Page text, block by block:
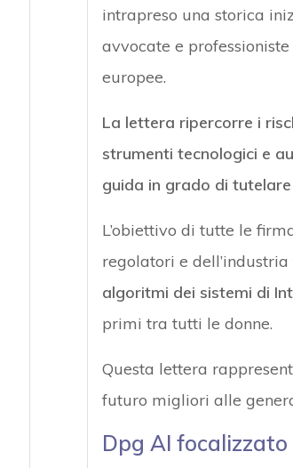
intrapreso una storica
avvocate e
europee.
La lettera ripercorre i
strumenti tecnologici e
guida in grado di
L’obiettivo di tutte le
regolatori e
algoritmi dei sistemi di
primi tra tutti le donne.
Questa lettera
futuro migliori alle
Dpg AI